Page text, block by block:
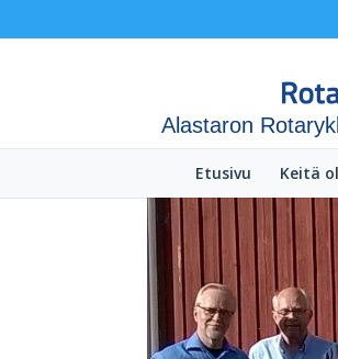
Alastaron
Etusivu Keitä